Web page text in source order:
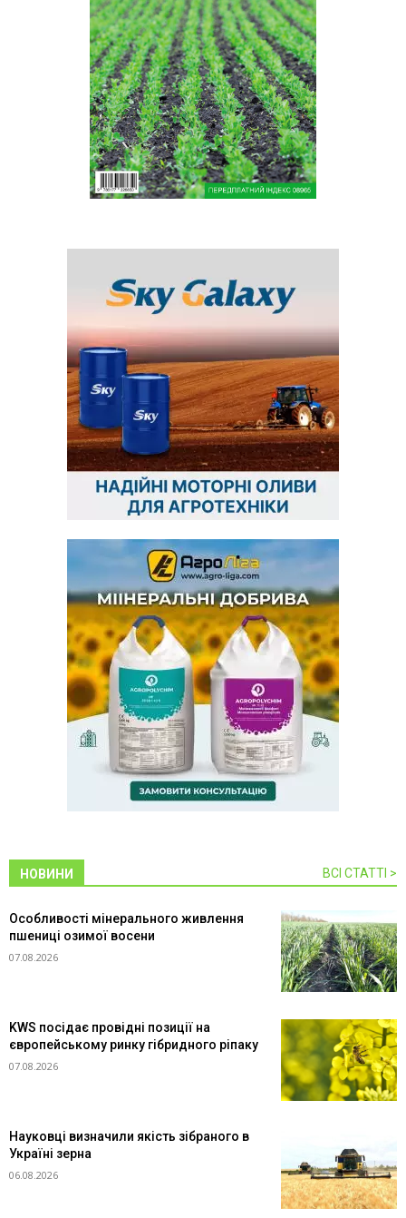
НОВИНИ ВСІ СТАТТІ >
Особливості мінерального живлення
пшениці озимої восени
07.08.2026
KWS посідає провідні позиції на
європейському ринку гібридного ріпаку
07.08.2026
Науковці визначили якість зібраного в
Україні зерна
06.08.2026